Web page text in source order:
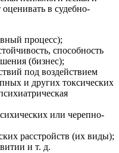
оценивать в судебно-
процесс);
способность
(бизнес);
под воздействием
и других токсических
или черепно-
расстройств (их виды);
и т. д.